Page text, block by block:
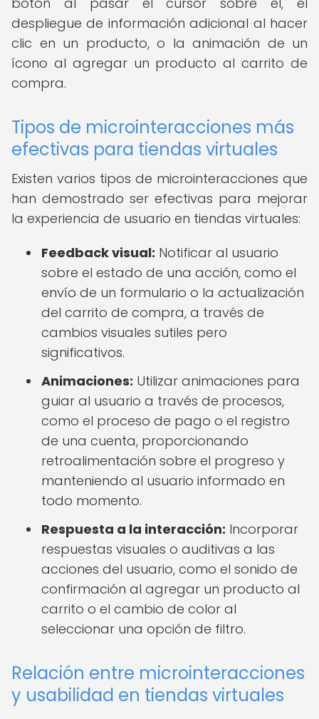
despliegue de información adicional al hacer
clic en un producto, o la animación de un
ícono al agregar un producto al carrito de
compra.
Tipos de microinteracciones más
efectivas para tiendas virtuales
Existen varios tipos de microinteracciones que
han demostrado ser efectivas para mejorar
la experiencia de usuario en tiendas virtuales:
Feedback visual: Notificar al usuario
sobre el estado de una acción, como el
envío de un formulario o la actualización
del carrito de compra, a través de
cambios visuales sutiles pero
significativos.
Animaciones: Utilizar animaciones para
guiar al usuario a través de procesos,
como el proceso de pago o el registro
de una cuenta, proporcionando
retroalimentación sobre el progreso y
manteniendo al usuario informado en
todo momento.
Respuesta a la interacción: Incorporar
respuestas visuales o auditivas a las
acciones del usuario, como el sonido de
confirmación al agregar un producto al
carrito o el cambio de color al
seleccionar una opción de filtro.
Relación entre microinteracciones
y usabilidad en tiendas virtuales